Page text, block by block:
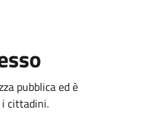
pubblica ed è
cittadini.